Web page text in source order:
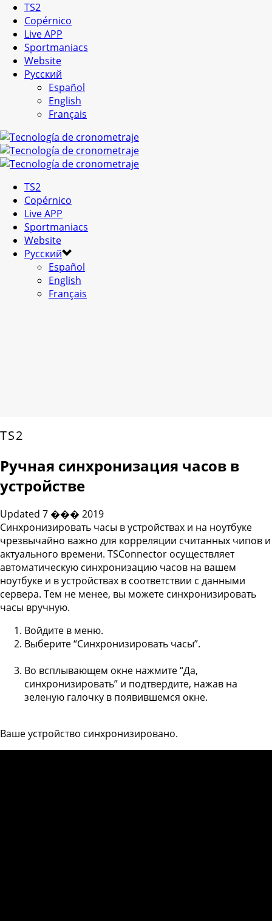
TS2
Copérnico
Live APP
Sportmaniacs
Website
Русский
Español
English
Français
TS2
Copérnico
Live APP
Sportmaniacs
Website
Русский
Español
English
Français
TS2
Ручная синхронизация часов в
устройстве
Updated 7 ��� 2019
Синхронизировать часы в устройствах и на ноутбуке
чрезвычайно важно для корреляции считанных чипов и
актуального времени. TSConnector осуществляет
автоматическую синхронизацию часов на вашем
ноутбуке и в устройствах в соответствии с данными
сервера. Тем не менее, вы можете синхронизировать
часы вручную.
Войдите в меню.
Выберите “Синхронизировать часы”.
Во всплывающем окне нажмите “Да,
синхронизировать” и подтвердите, нажав на
зеленую галочку в появившемся окне.
Ваше устройство синхронизировано.